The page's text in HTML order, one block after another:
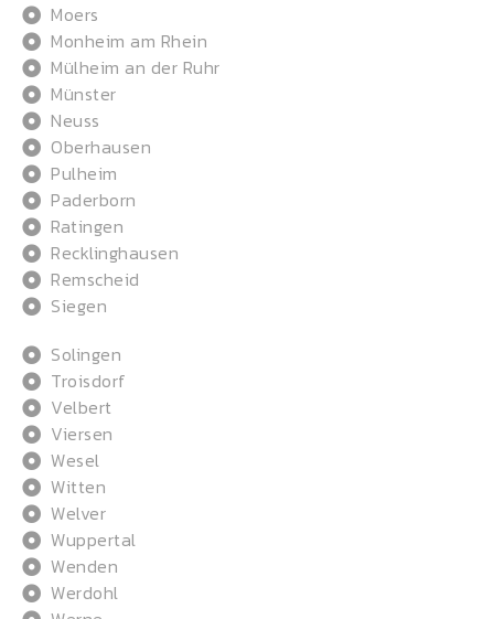
Moers
Monheim am Rhein
Mülheim an der Ruhr
Münster
Neuss
Oberhausen
Pulheim
Paderborn
Ratingen
Recklinghausen
Remscheid
Siegen
Solingen
Troisdorf
Velbert
Viersen
Wesel
Witten
Welver
Wuppertal
Wenden
Werdohl